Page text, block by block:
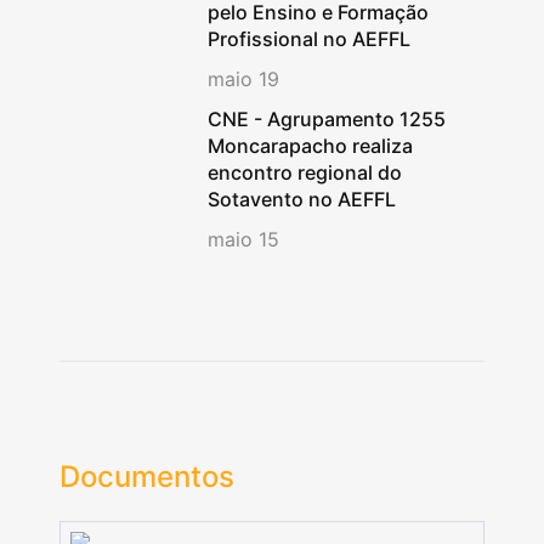
pelo Ensino e Formação
Profissional no AEFFL
maio 19
CNE - Agrupamento 1255
Moncarapacho realiza
encontro regional do
Sotavento no AEFFL
maio 15
Documentos